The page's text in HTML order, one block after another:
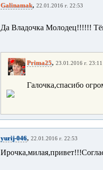
Galinamak, 22.01.2016 г. 22:53
Да Владочка Молодец!!!!!!
Prima25, 23.01.2016 г. 23:11
Галочка,спасибо
yurij-046, 22.01.2016 г. 22:53